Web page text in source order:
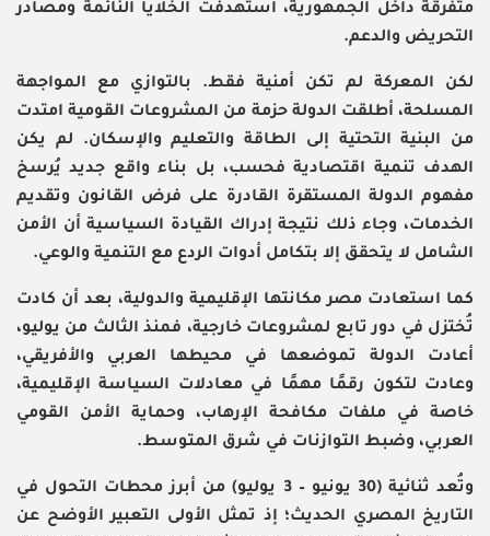
متفرقة داخل الجمهورية، استهدفت الخلايا النائمة ومصادر
التحريض والدعم.
لكن المعركة لم تكن أمنية فقط. بالتوازي مع المواجهة
المسلحة، أطلقت الدولة حزمة من المشروعات القومية امتدت
من البنية التحتية إلى الطاقة والتعليم والإسكان. لم يكن
الهدف تنمية اقتصادية فحسب، بل بناء واقع جديد يُرسخ
مفهوم الدولة المستقرة القادرة على فرض القانون وتقديم
الخدمات، وجاء ذلك نتيجة إدراك القيادة السياسية أن الأمن
الشامل لا يتحقق إلا بتكامل أدوات الردع مع التنمية والوعي.
كما استعادت مصر مكانتها الإقليمية والدولية، بعد أن كادت
تُختزل في دور تابع لمشروعات خارجية، فمنذ الثالث من يوليو،
أعادت الدولة تموضعها في محيطها العربي والأفريقي،
وعادت لتكون رقمًا مهمًا في معادلات السياسة الإقليمية،
خاصة في ملفات مكافحة الإرهاب، وحماية الأمن القومي
العربي، وضبط التوازنات في شرق المتوسط.
وتُعد ثنائية (30 يونيو – 3 يوليو) من أبرز محطات التحول في
التاريخ المصري الحديث؛ إذ تمثل الأولى التعبير الأوضح عن